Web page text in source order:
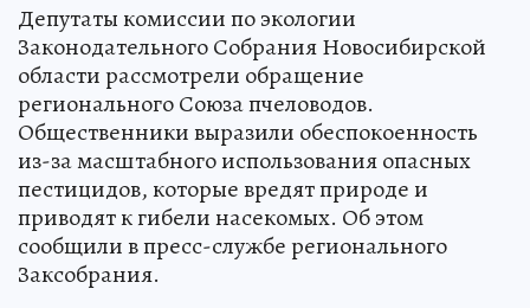
Депутаты комиссии по экологии
Законодательного Собрания Новосибирской
области рассмотрели обращение
регионального Союза пчеловодов.
Общественники выразили обеспокоенность
из-за масштабного использования опасных
пестицидов, которые вредят природе и
приводят к гибели насекомых. Об этом
сообщили в пресс-службе регионального
Заксобрания.